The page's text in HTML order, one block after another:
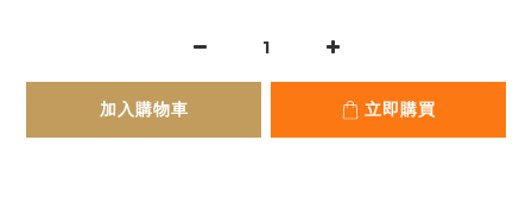
加入購物車 立即購買